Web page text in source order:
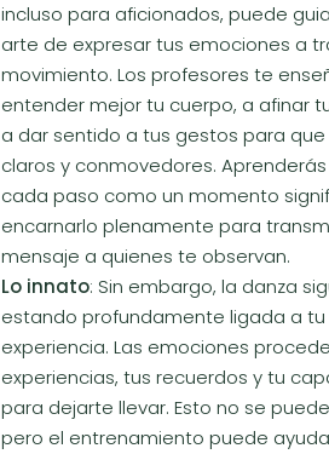
incluso para aficionados, puede
arte de expresar tus emociones a
movimiento. Los profesores te
entender mejor tu cuerpo, a afinar
a dar sentido a tus gestos para
claros y conmovedores. Aprenderás
cada paso como un momento
encarnarlo plenamente para
mensaje a quienes te observan.
Lo innato: Sin embargo, la danza
estando profundamente ligada a tu
experiencia. Las emociones
experiencias, tus recuerdos y tu
para dejarte llevar. Esto no se
pero el entrenamiento puede